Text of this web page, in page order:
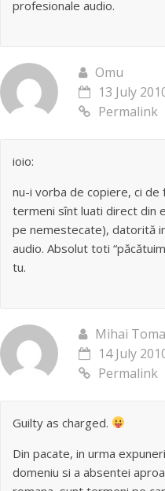
profesionale audio.
Omu
13 July
Permalink
ioio:
nu-i vorba de copiere, ci de
termeni sînt luati direct din
pe nemestecate), datorită
audio. Absolut toti
tu.
Mihai Toma
14 July
Permalink
Guilty as charged.
Din pacate, in urma
domeniu si a absentei